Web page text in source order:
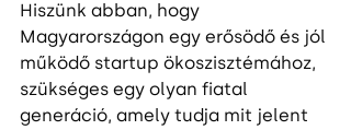
Hiszünk abban, hogy
Magyarországon egy erősödő és jól
működő startup ökoszisztémához,
szükséges egy olyan fiatal
generáció, amely tudja mit jelent